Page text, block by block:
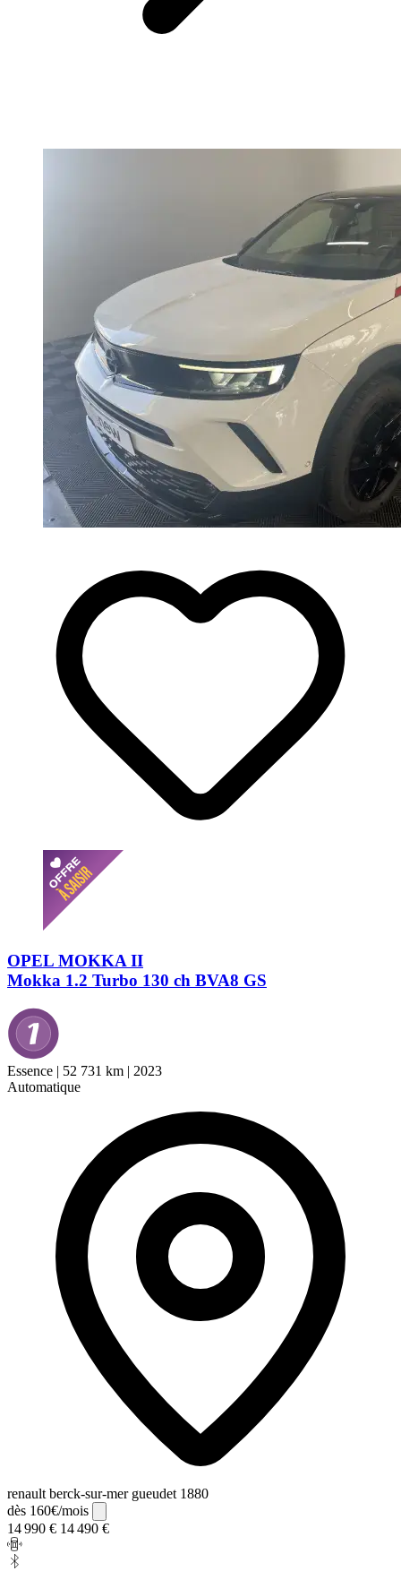
OPEL MOKKA II
Mokka 1.2 Turbo 130 ch BVA8 GS
Essence | 52 731 km | 2023
Automatique
renault berck-sur-mer gueudet 1880
dès 160€/mois
14 990 € 14 490 €